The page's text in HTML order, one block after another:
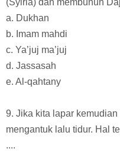
(Syiria) dan membunuh
a. Dukhan
b. Imam mahdi
c. Ya’juj ma’juj
d. Jassasah
e. Al-qahtany
9. Jika kita lapar
mengantuk lalu tidur. Hal
....